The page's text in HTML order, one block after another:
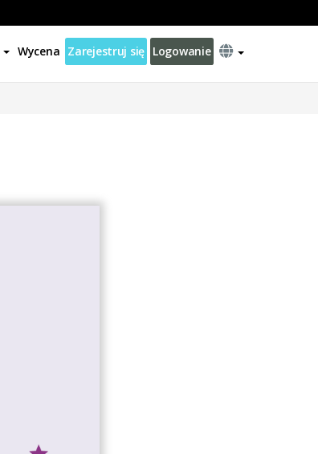
Wycena Zarejestruj się Logowanie